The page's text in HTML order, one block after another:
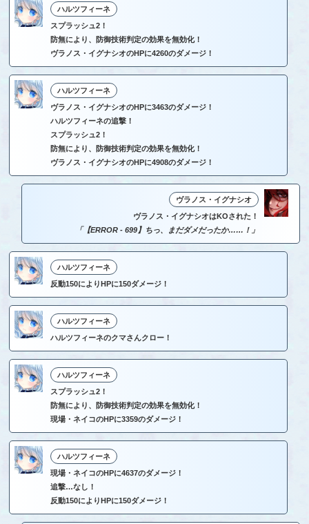
ハルツフィーネ
スプラッシュ2！
防無により、防御技術判定の効果を無効化！
ヴラノス・イグナシオのHPに4260のダメージ！
ハルツフィーネ
ヴラノス・イグナシオのHPに3463のダメージ！
ハルツフィーネの追撃！
スプラッシュ2！
防無により、防御技術判定の効果を無効化！
ヴラノス・イグナシオのHPに4908のダメージ！
ヴラノス・イグナシオ
ヴラノス・イグナシオはKOされた！
「【ERROR - 699】ちっ、まだダメだったか……！」
ハルツフィーネ
反動150によりHPに150ダメージ！
ハルツフィーネ
ハルツフィーネのクマさんクロー！
ハルツフィーネ
スプラッシュ2！
防無により、防御技術判定の効果を無効化！
現場・ネイコのHPに3359のダメージ！
ハルツフィーネ
現場・ネイコのHPに4637のダメージ！
追撃…なし！
反動150によりHPに150ダメージ！